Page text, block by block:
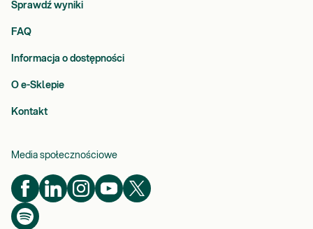
Sprawdź wyniki
FAQ
Informacja o dostępności
O e-Sklepie
Kontakt
Media społecznościowe